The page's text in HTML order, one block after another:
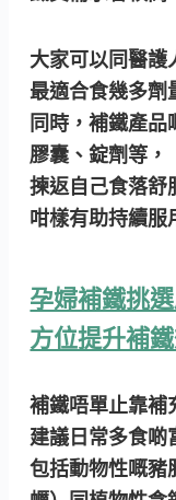
大家可以同醫護
最適合食幾多劑
同時，補鐵產品
膠囊、錠劑等，
揀返自己食落舒
咁樣有助持續服
孕婦補鐵挑
方位提升補
補鐵唔單止靠補
建議日常多食啲
包括動物性嘅豬